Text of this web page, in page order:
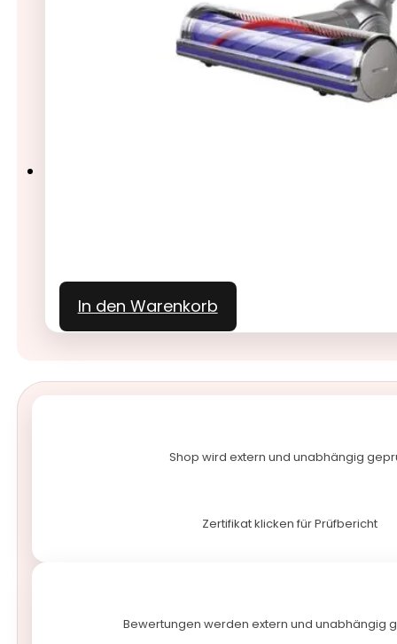
In den Warenkorb
Shop wird extern und unabhängig
Zertifikat klicken für Prüfbericht
Bewertungen werden extern und unabhängig